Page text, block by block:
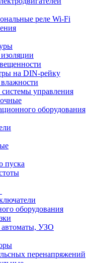
реле Wi-Fi
на DIN-рейку
управления
оборудования
пуска
оборудования
УЗО
перенапряжений